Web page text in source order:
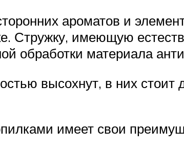
ароматов и
Стружку, имеющую
обработки материала
высохнут, в них
имеет свои